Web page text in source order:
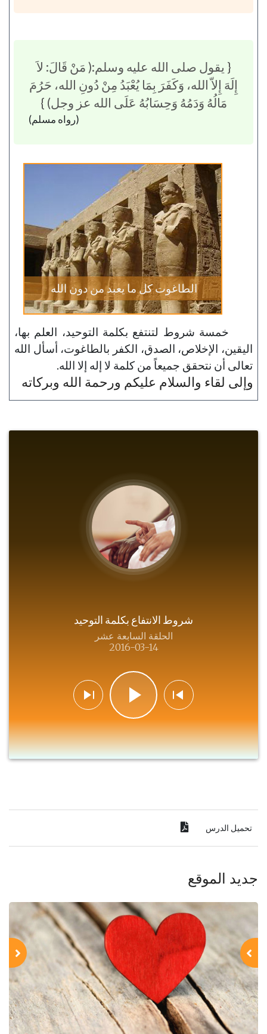
{ يقول صلى الله عليه وسلم:( مَنْ قَالَ: لاَ
إِلَهَ إِلاّ الله، وَكَفَرَ بِمَا يُعْبَدُ مِنْ دُونِ الله، حَرُمَ
مَالُهُ وَدَمُهُ وَحِسَابُهُ عَلَى الله عز وجل) }
(رواه مسلم)
الطاغوت كل ما يعبد من دون الله
خمسة شروط لتنتفع بكلمة التوحيد، العلم بها،
اليقين، الإخلاص، الصدق، الكفر بالطاغوت، أسأل الله
تعالى أن نتحقق جميعاً من كلمة لا إله إلا الله.
وإلى لقاء والسلام عليكم ورحمة الله وبركاته
شروط الانتفاع بكلمة التوحيد
الحلقة السابعة عشر
2016-03-14
تحميل الدرس
جديد الموقع